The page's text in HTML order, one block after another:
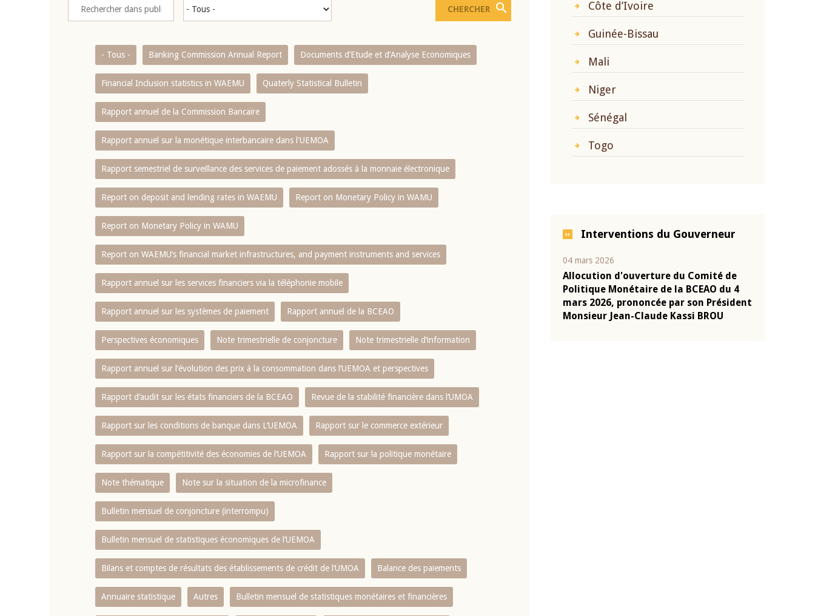
- Tous - Banking Commission Annual Report Documents d’Etude et d’Analyse Economiques
Financial Inclusion statistics in WAEMU Quaterly Statistical Bulletin
Rapport annuel de la Commission Bancaire
Rapport annuel sur la monétique interbancaire dans l'UEMOA
Rapport semestriel de surveillance des services de paiement adossés à la monnaie électronique
Report on deposit and lending rates in WAEMU Report on Monetary Policy in WAMU
Report on Monetary Policy in WAMU
Report on WAEMU’s financial market infrastructures, and payment instruments and services
Rapport annuel sur les services financiers via la téléphonie mobile
Rapport annuel sur les systèmes de paiement Rapport annuel de la BCEAO
Perspectives économiques Note trimestrielle de conjoncture Note trimestrielle d‘information
Rapport annuel sur l‘évolution des prix à la consommation dans l‘UEMOA et perspectives
Rapport d‘audit sur les états financiers de la BCEAO Revue de la stabilité financière dans l‘UMOA
Rapport sur les conditions de banque dans L‘UEMOA Rapport sur le commerce extérieur
Rapport sur la compétitivité des économies de l‘UEMOA Rapport sur la politique monétaire
Note thématique Note sur la situation de la microfinance
Bulletin mensuel de conjoncture (interrompu)
Bulletin mensuel de statistiques économiques de l‘UEMOA
Bilans et comptes de résultats des établissements de crédit de l‘UMOA Balance des paiements
Annuaire statistique Autres Bulletin mensuel de statistiques monétaires et financières
Côte d’Ivoire
Guinée-Bissau
Mali
Niger
Sénégal
Togo
Interventions du Gouverneur
d'ouverture du Comité de
Monétaire de la BCEAO du 4
2026, prononcée par son Président
Jean-Claude Kassi BROU
22 juillet 2026
Mot introductif du Gouverneur Jean-
Claude Kassi BROU lors de la cérémonie
de présentation du rapport annuel 2025
de la BCEAO
10 juin 2026
juin 2026, prononcée par son Président
Monsieur Jean-Claude Kassi BROU
04 mars 2026
Allocution d'ouverture du Comité de
Politique Monétaire de la BCEAO du 4
mars 2026, prononcée par son Président
Monsieur Jean-Claude Kassi BROU